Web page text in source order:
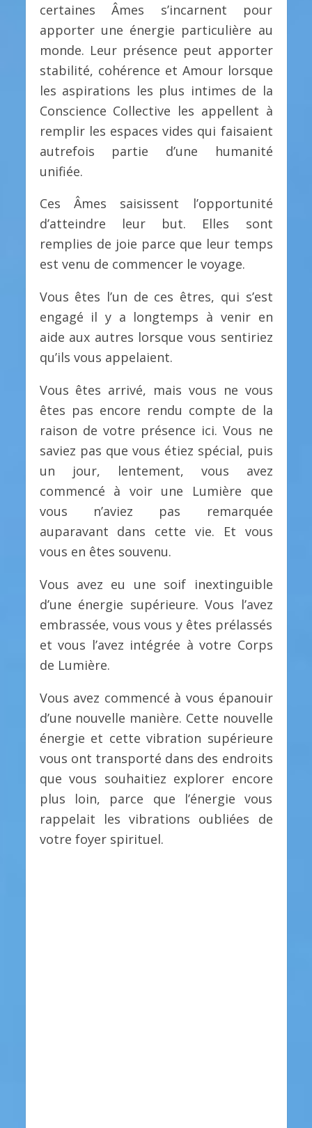
certaines Âmes s’incarnent pour
apporter une énergie particulière au
monde. Leur présence peut apporter
stabilité, cohérence et Amour lorsque
les aspirations les plus intimes de la
Conscience Collective les appellent à
remplir les espaces vides qui faisaient
autrefois partie d’une humanité
unifiée.
Ces Âmes saisissent l’opportunité
d’atteindre leur but. Elles sont
remplies de joie parce que leur temps
est venu de commencer le voyage.
Vous êtes l’un de ces êtres, qui s’est
engagé il y a longtemps à venir en
aide aux autres lorsque vous sentiriez
qu’ils vous appelaient.
Vous êtes arrivé, mais vous ne vous
êtes pas encore rendu compte de la
raison de votre présence ici. Vous ne
saviez pas que vous étiez spécial, puis
un jour, lentement, vous avez
commencé à voir une Lumière que
vous n’aviez pas remarquée
auparavant dans cette vie. Et vous
vous en êtes souvenu.
Vous avez eu une soif inextinguible
d’une énergie supérieure. Vous l’avez
embrassée, vous vous y êtes prélassés
et vous l’avez intégrée à votre Corps
de Lumière.
Vous avez commencé à vous épanouir
d’une nouvelle manière. Cette nouvelle
énergie et cette vibration supérieure
vous ont transporté dans des endroits
que vous souhaitiez explorer encore
plus loin, parce que l’énergie vous
rappelait les vibrations oubliées de
votre foyer spirituel.